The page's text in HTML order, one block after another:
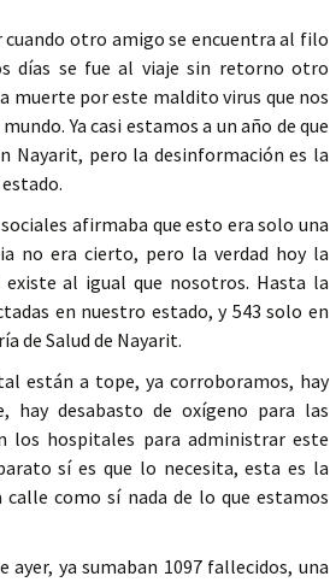
cuando otro amigo se encuentra al filo
días se fue al viaje sin retorno otro
muerte por este maldito virus que nos
Ya casi estamos a un año de que
Nayarit, pero la desinformación es la
afirmaba que esto era solo una
no era cierto, pero la verdad hoy la
al igual que nosotros. Hasta la
en nuestro estado, y 543 solo en
de Salud de Nayarit.
están a tope, ya corroboramos, hay
hay desabasto de oxígeno para las
los hospitales para administrar este
sí es que lo necesita, esta es la
como sí nada de lo que estamos
ayer, ya sumaban 1097 fallecidos, una